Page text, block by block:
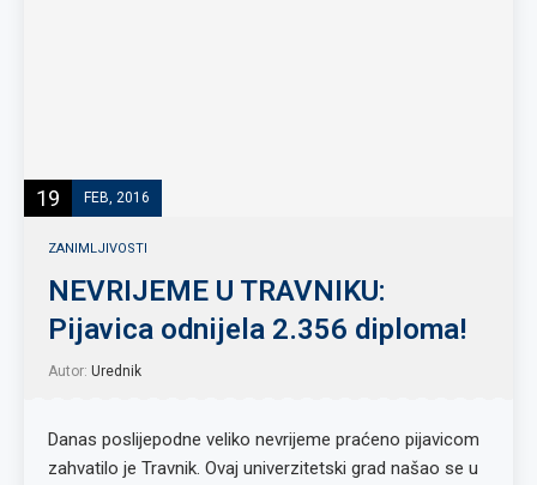
19 FEB, 2016
ZANIMLJIVOSTI
NEVRIJEME U TRAVNIKU:
Pijavica odnijela 2.356 diploma!
Autor: Urednik
Danas poslijepodne veliko nevrijeme praćeno pijavicom
zahvatilo je Travnik. Ovaj univerzitetski grad našao se u